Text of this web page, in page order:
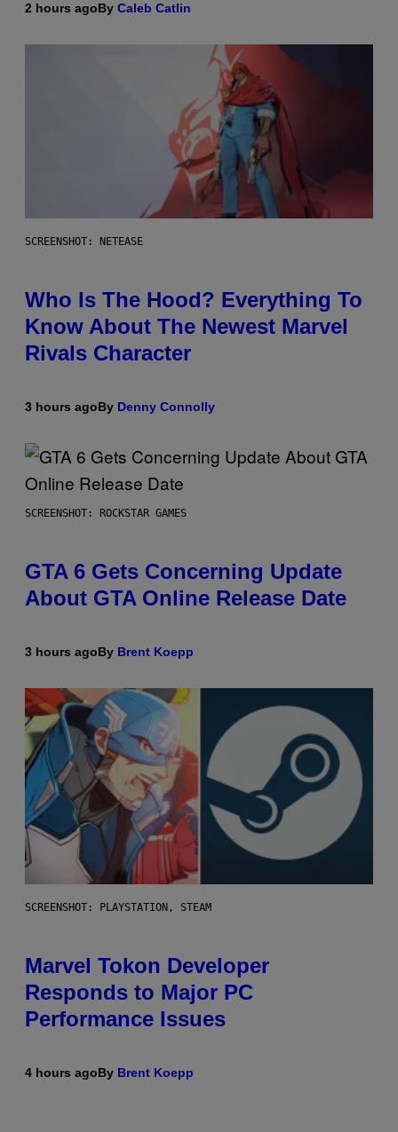
2 hours agoBy Caleb Catlin
SCREENSHOT: NETEASE
Who Is The Hood? Everything To
Know About The Newest Marvel
Rivals Character
3 hours agoBy Denny Connolly
SCREENSHOT: ROCKSTAR GAMES
GTA 6 Gets Concerning Update
About GTA Online Release Date
3 hours agoBy Brent Koepp
SCREENSHOT: PLAYSTATION, STEAM
Marvel Tokon Developer
Responds to Major PC
Performance Issues
4 hours agoBy Brent Koepp